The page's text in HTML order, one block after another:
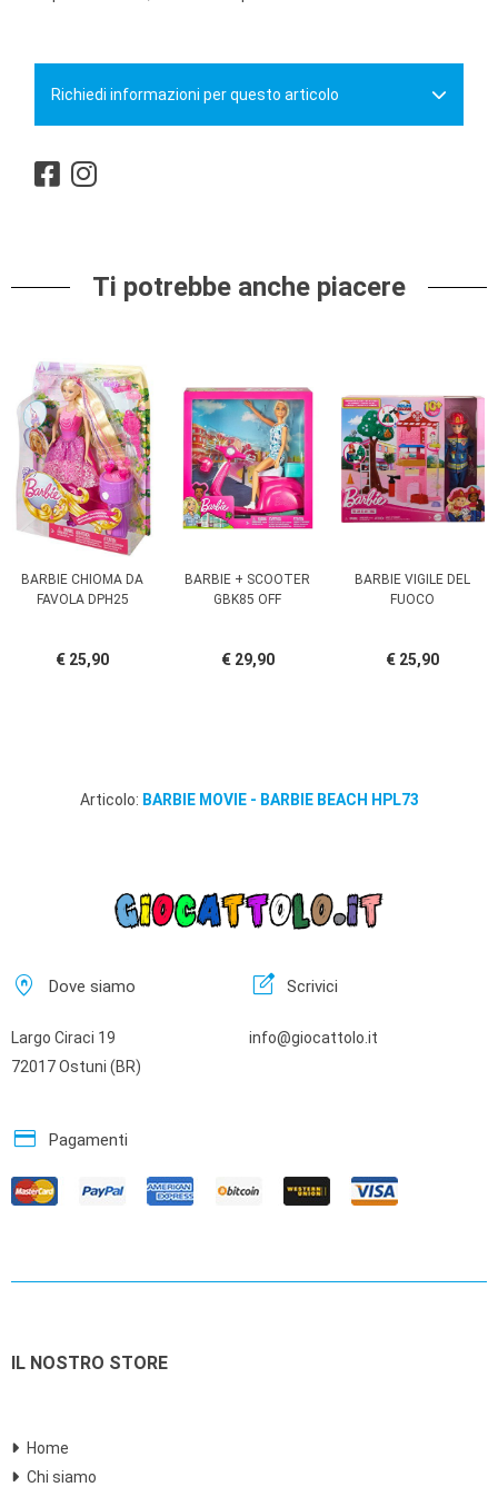
Richiedi informazioni per questo articolo
Ti potrebbe anche piacere
BARBIE CHIOMA DA
FAVOLA DPH25
€ 25,90
BARBIE + SCOOTER
GBK85 OFF
€ 29,90
BARBIE VIGILE DEL
FUOCO
€ 25,90
Articolo: BARBIE MOVIE - BARBIE BEACH HPL73
home_pin Dove siamo
Largo Ciraci 19
72017 Ostuni (BR)
edit_square Scrivici
info@giocattolo.it
credit_card Pagamenti
IL NOSTRO STORE
Home
Chi siamo